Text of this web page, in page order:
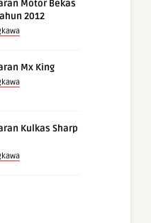
Motor Bekas
2012
Mx King
Kulkas Sharp